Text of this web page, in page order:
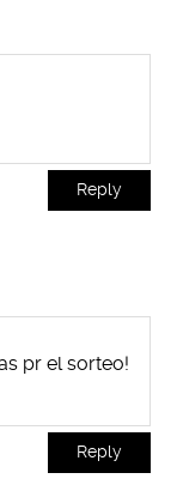
Reply
pr el sorteo!
Reply